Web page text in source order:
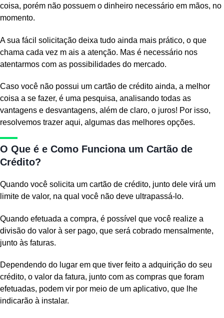
coisa, porém não possuem o dinheiro necessário em mãos, no
momento.
A sua fácil solicitação deixa tudo ainda mais prático, o que
chama cada vez m ais a atenção. Mas é necessário nos
atentarmos com as possibilidades do mercado.
Caso você não possui um cartão de crédito ainda, a melhor
coisa a se fazer, é uma pesquisa, analisando todas as
vantagens e desvantagens, além de claro, o juros! Por isso,
resolvemos trazer aqui, algumas das melhores opções.
O Que é e Como Funciona um Cartão de
Crédito?
Quando você solicita um cartão de crédito, junto dele virá um
limite de valor, na qual você não deve ultrapassá-lo.
Quando efetuada a compra, é possível que você realize a
divisão do valor à ser pago, que será cobrado mensalmente,
junto às faturas.
Dependendo do lugar em que tiver feito a adquirição do seu
crédito, o valor da fatura, junto com as compras que foram
efetuadas, podem vir por meio de um aplicativo, que lhe
indicarão à instalar.